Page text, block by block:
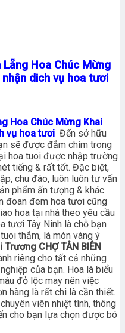
Hoa Chúc Mừng
nhận dich vụ hoa tươi
Hoa Chúc Mừng Khai
vụ hoa tươi Đến sở hữu
sẽ được đắm chìm trong
hoa tuoi được nhập trường
tiếng & rất tốt. Đặc biệt,
chu đáo, luôn luôn tư vấn
phẩm ấn tượng & khác
đoan đem hoa tươi cũng
hoa tại nhà theo yêu cầu
tươi Tây Ninh là chỗ bạn
thắm, là món vàng ý
CHỢ TÂN BIÊN
riêng cho tất cả những
của bạn. Hoa là biểu
đỏ lộc may nên việc
hàng là rất chi là cần thiết.
viên nhiệt tình, thông
cho bạn lựa chọn được bó